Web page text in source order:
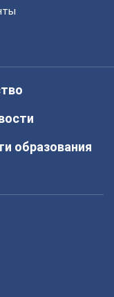
образования